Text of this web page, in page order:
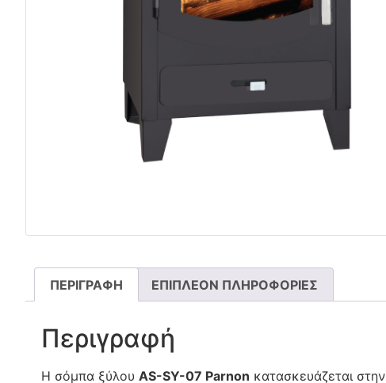
ΠΕΡΙΓΡΑΦΉ ΕΠΙΠΛΈΟΝ ΠΛΗΡΟΦΟΡΊΕΣ
Περιγραφή
Η σόμπα ξύλου AS-SY-07 Parnon κατασκευάζεται στην